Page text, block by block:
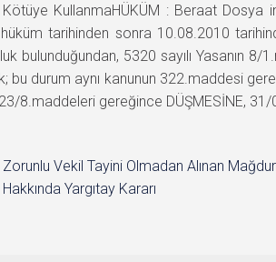
KullanmaHÜKÜM : Beraat Dosya
tarihinden sonra 10.08.2010
bulunduğundan, 5320 sayılı Yasanın
durum aynı kanunun 322.maddesi
223/8.maddeleri gereğince DÜŞMESİNE,
Zorunlu Vekil Tayini Olmadan Alınan
Hakkında Yargıtay Kararı